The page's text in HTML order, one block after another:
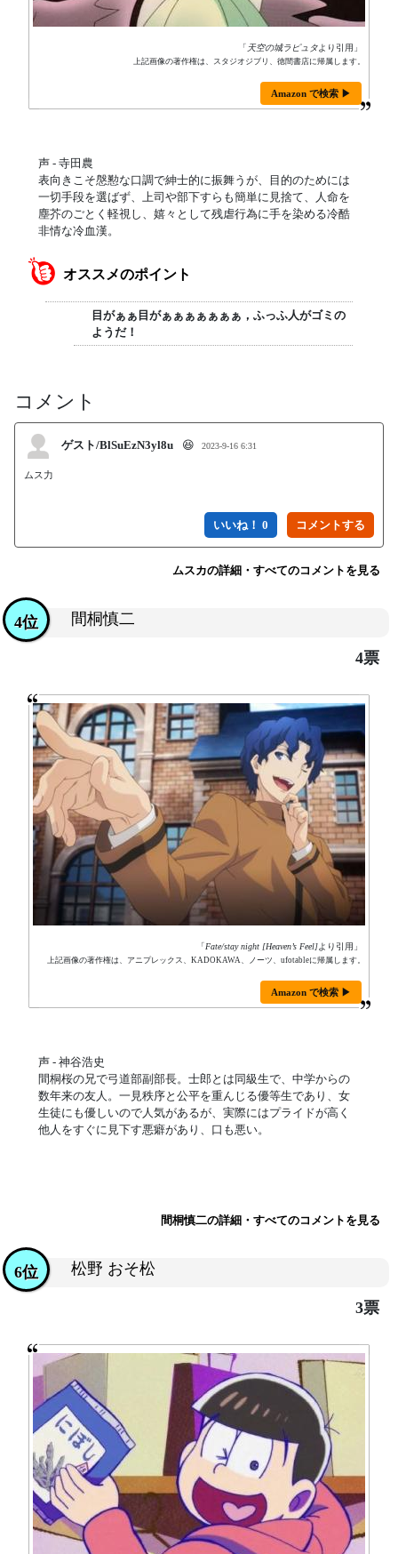
「 天空の城ラピュタより引用」
上記画像の著作権は、スタジオジブリ、徳間書店に帰属します。
Amazon で検索 ▶
声 - 寺田農
表向きこそ慇懃な口調で紳士的に振舞うが、目的のためには
一切手段を選ばず、上司や部下すらも簡単に見捨て、人命を
塵芥のごとく軽視し、嬉々として残虐行為に手を染める冷酷
非情な冷血漢。
オススメのポイント
目がぁぁ目がぁぁぁぁぁぁぁ，ふっふ人がゴミの
ようだ！
コメント
ゲスト/BlSuEzN3yl8u 😆 2023-9-16 6:31
ムス力
いいね！ 0
ムスカの詳細・すべてのコメントを見る
間桐慎二
4位
4票
「Fate/stay night [Heaven’s Feel]より引用」
上記画像の著作権は、アニプレックス、KADOKAWA、ノーツ、ufotableに帰属します。
Amazon で検索 ▶
声 - 神谷浩史
間桐桜の兄で弓道部副部長。士郎とは同級生で、中学からの
数年来の友人。一見秩序と公平を重んじる優等生であり、女
生徒にも優しいので人気があるが、実際にはプライドが高く
他人をすぐに見下す悪癖があり、口も悪い。
間桐慎二の詳細・すべてのコメントを見る
松野 おそ松
6位
3票